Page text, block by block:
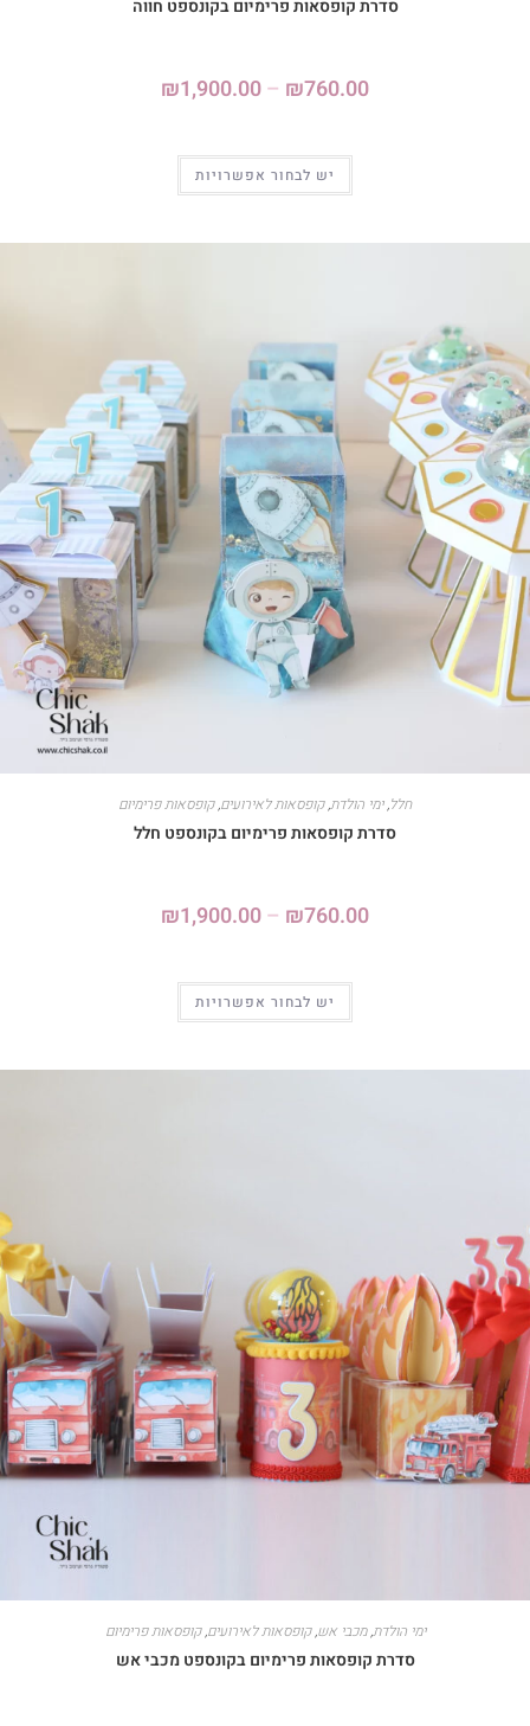
סדרת קופסאות פרימיום בקונספט חווה
₪760.00
–
₪1,900.00
יש לבחור אפשרויות
חלל,ימי הולדת,קופסאות לאירועים,קופסאות פרימיום
סדרת קופסאות פרימיום בקונספט חלל
₪760.00
–
₪1,900.00
יש לבחור אפשרויות
ימי הולדת,מכבי אש,קופסאות לאירועים,קופסאות פרימיום
סדרת קופסאות פרימיום בקונספט מכבי אש